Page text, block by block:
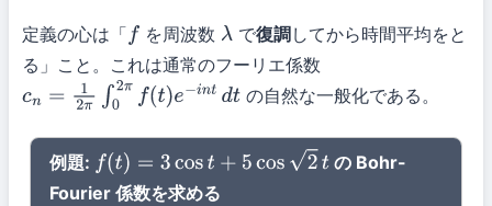
定義の心は「f を周波数 λ で復調 してから時間平均をと
る」こと。これは通常のフーリエ係数
cn =12 π∫0 2π t)e−in dt の自然な一般化である。
例題: f(t)= 3cost+5cos 2t
の Bohr-
Fourier 係数を求める